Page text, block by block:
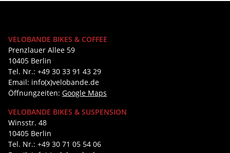
VELOBANDE BIKES & COFFEE
Prenzlauer Allee 59
10405 Berlin
Tel. Nr.: +49 30 33 91 43 29
Email: info(x)velobande.de
Öffnungzeiten: Google Maps
VELOBANDE BIKES & SUSPENSION
Winsstr. 48
10405 Berlin
Tel. Nr.: +49 30 71 05 54 06